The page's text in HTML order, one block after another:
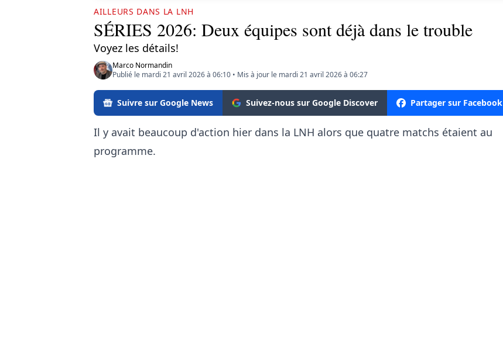
AILLEURS DANS LA LNH
SÉRIES 2026: Deux équipes sont déjà dans le trouble
Voyez les détails!
Marco Normandin
Publié le mardi 21 avril 2026 à 06:10 • Mis à jour le mardi 21 avril 2026 à 06:27
Suivre sur Google News Suivez-nous sur Google Discover Partager sur Facebook
Il y avait beaucoup d'action hier dans la LNH alors que quatre matchs étaient au
programme.